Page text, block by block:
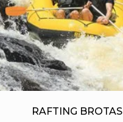
RAFTING BROTAS